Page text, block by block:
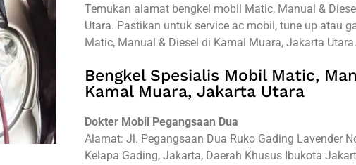
Temukan alamat bengkel mobil Matic, Manual &
Utara. Pastikan untuk service ac mobil, tune up atau
Matic, Manual & Diesel di Kamal Muara, Jakarta Utara.
Bengkel Spesialis Mobil Matic,
Kamal Muara, Jakarta Utara
Dokter Mobil Pegangsaan Dua
Alamat: Jl. Pegangsaan Dua Ruko Gading Lavender
Kelapa Gading, Jakarta, Daerah Khusus Ibukota